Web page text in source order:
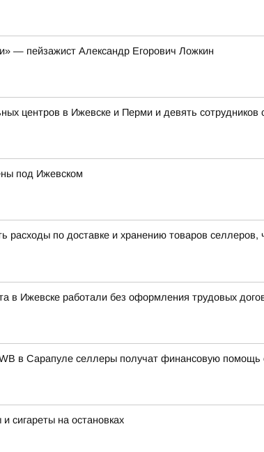
— пейзажист Александр Егорович Ложкин
центров в Ижевске и Перми и девять
под Ижевском
расходы по доставке и хранению товаров
в Ижевске работали без оформления трудовых
в Сарапуле селлеры получат финансовую помощь
сигареты на остановках